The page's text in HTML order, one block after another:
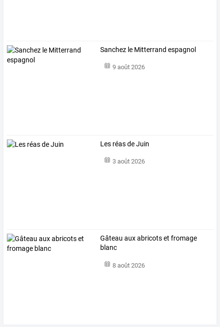
Sanchez le Mitterrand espagnol
9 août 2026
Les réas de Juin
3 août 2026
Gâteau aux abricots et fromage
blanc
8 août 2026